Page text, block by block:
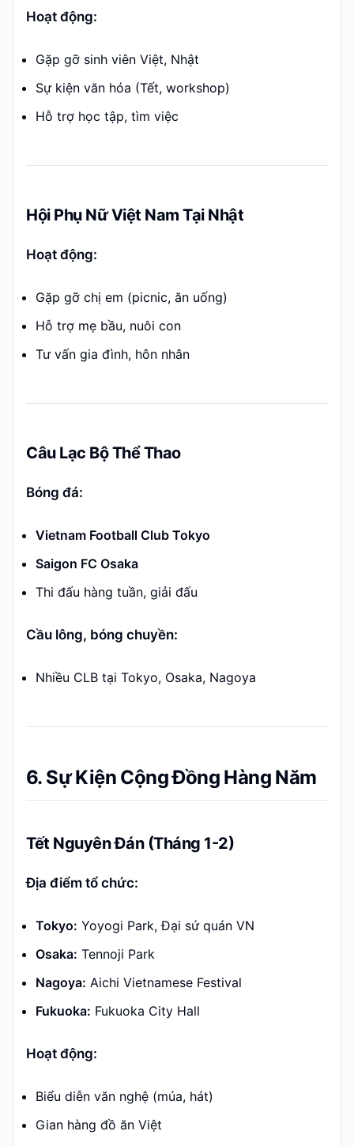
Hoạt động:
Gặp gỡ sinh viên Việt, Nhật
Sự kiện văn hóa (Tết, workshop)
Hỗ trợ học tập, tìm việc
Hội Phụ Nữ Việt Nam Tại Nhật
Hoạt động:
Gặp gỡ chị em (picnic, ăn uống)
Hỗ trợ mẹ bầu, nuôi con
Tư vấn gia đình, hôn nhân
Câu Lạc Bộ Thể Thao
Bóng đá:
Vietnam Football Club Tokyo
Saigon FC Osaka
Thi đấu hàng tuần, giải đấu
Cầu lông, bóng chuyền:
Nhiều CLB tại Tokyo, Osaka, Nagoya
6. Sự Kiện Cộng Đồng Hàng Năm
Tết Nguyên Đán (Tháng 1-2)
Địa điểm tổ chức:
Tokyo: Yoyogi Park, Đại sứ quán VN
Osaka: Tennoji Park
Nagoya: Aichi Vietnamese Festival
Fukuoka: Fukuoka City Hall
Hoạt động:
Biểu diễn văn nghệ (múa, hát)
Gian hàng đồ ăn Việt